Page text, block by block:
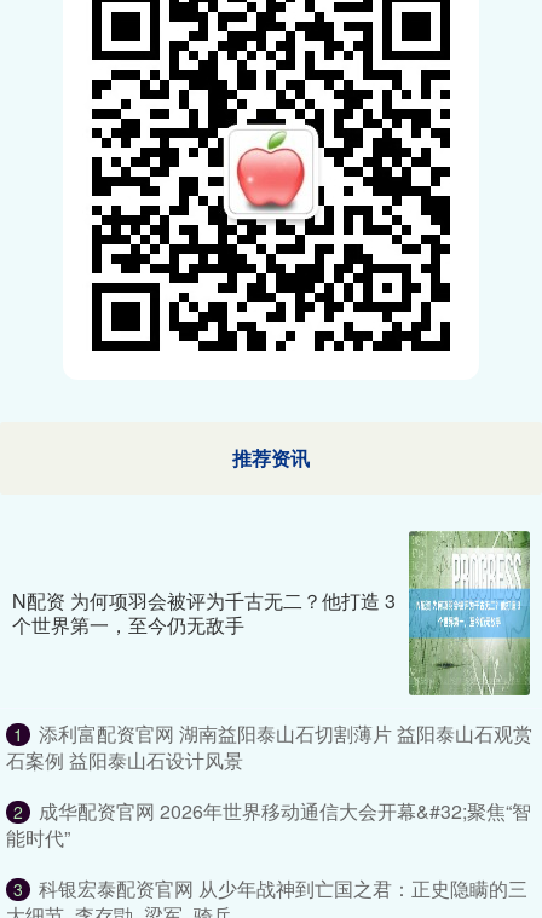
推荐资讯
N配资 为何项羽会被评为千古无二？他打造 3
个世界第一，至今仍无敌手
1
添利富配资官网 湖南益阳泰山石切割薄片 益阳泰山石观赏
石案例 益阳泰山石设计风景
2
成华配资官网 2026年世界移动通信大会开幕&#32;聚焦“智
能时代”
3
科银宏泰配资官网 从少年战神到亡国之君：正史隐瞒的三